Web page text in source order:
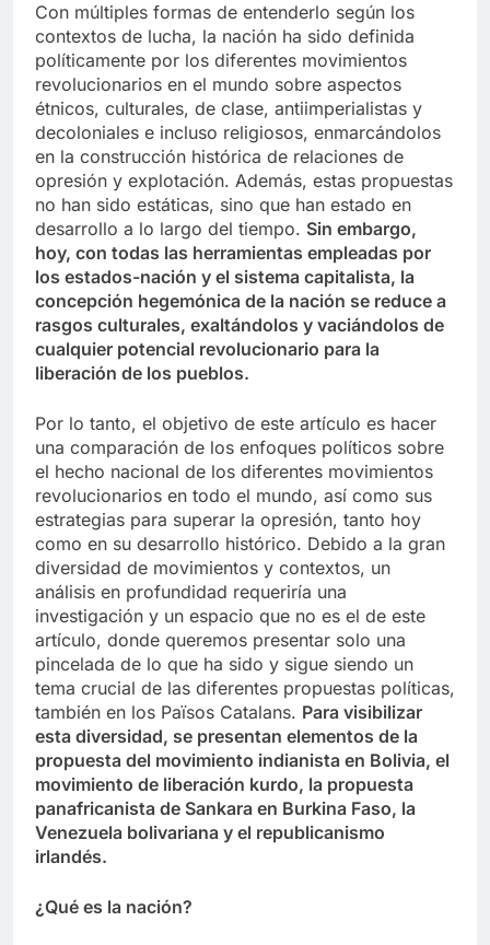
Con múltiples formas de entenderlo según los
contextos de lucha, la nación ha sido definida
políticamente por los diferentes movimientos
revolucionarios en el mundo sobre aspectos
étnicos, culturales, de clase, antiimperialistas y
decoloniales e incluso religiosos, enmarcándolos
en la construcción histórica de relaciones de
opresión y explotación. Además, estas propuestas
no han sido estáticas, sino que han estado en
desarrollo a lo largo del tiempo. Sin embargo,
hoy, con todas las herramientas empleadas por
los estados-nación y el sistema capitalista, la
concepción hegemónica de la nación se reduce a
rasgos culturales, exaltándolos y vaciándolos de
cualquier potencial revolucionario para la
liberación de los pueblos.
Por lo tanto, el objetivo de este artículo es hacer
una comparación de los enfoques políticos sobre
el hecho nacional de los diferentes movimientos
revolucionarios en todo el mundo, así como sus
estrategias para superar la opresión, tanto hoy
como en su desarrollo histórico. Debido a la gran
diversidad de movimientos y contextos, un
análisis en profundidad requeriría una
investigación y un espacio que no es el de este
artículo, donde queremos presentar solo una
pincelada de lo que ha sido y sigue siendo un
tema crucial de las diferentes propuestas políticas,
también en los Països Catalans. Para visibilizar
esta diversidad, se presentan elementos de la
propuesta del movimiento indianista en Bolivia, el
movimiento de liberación kurdo, la propuesta
panafricanista de Sankara en Burkina Faso, la
Venezuela bolivariana y el republicanismo
irlandés.
¿Qué es la nación?